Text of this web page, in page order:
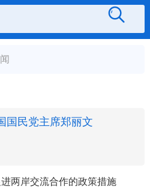
国民党主席郑丽文
两岸交流合作的政策措施